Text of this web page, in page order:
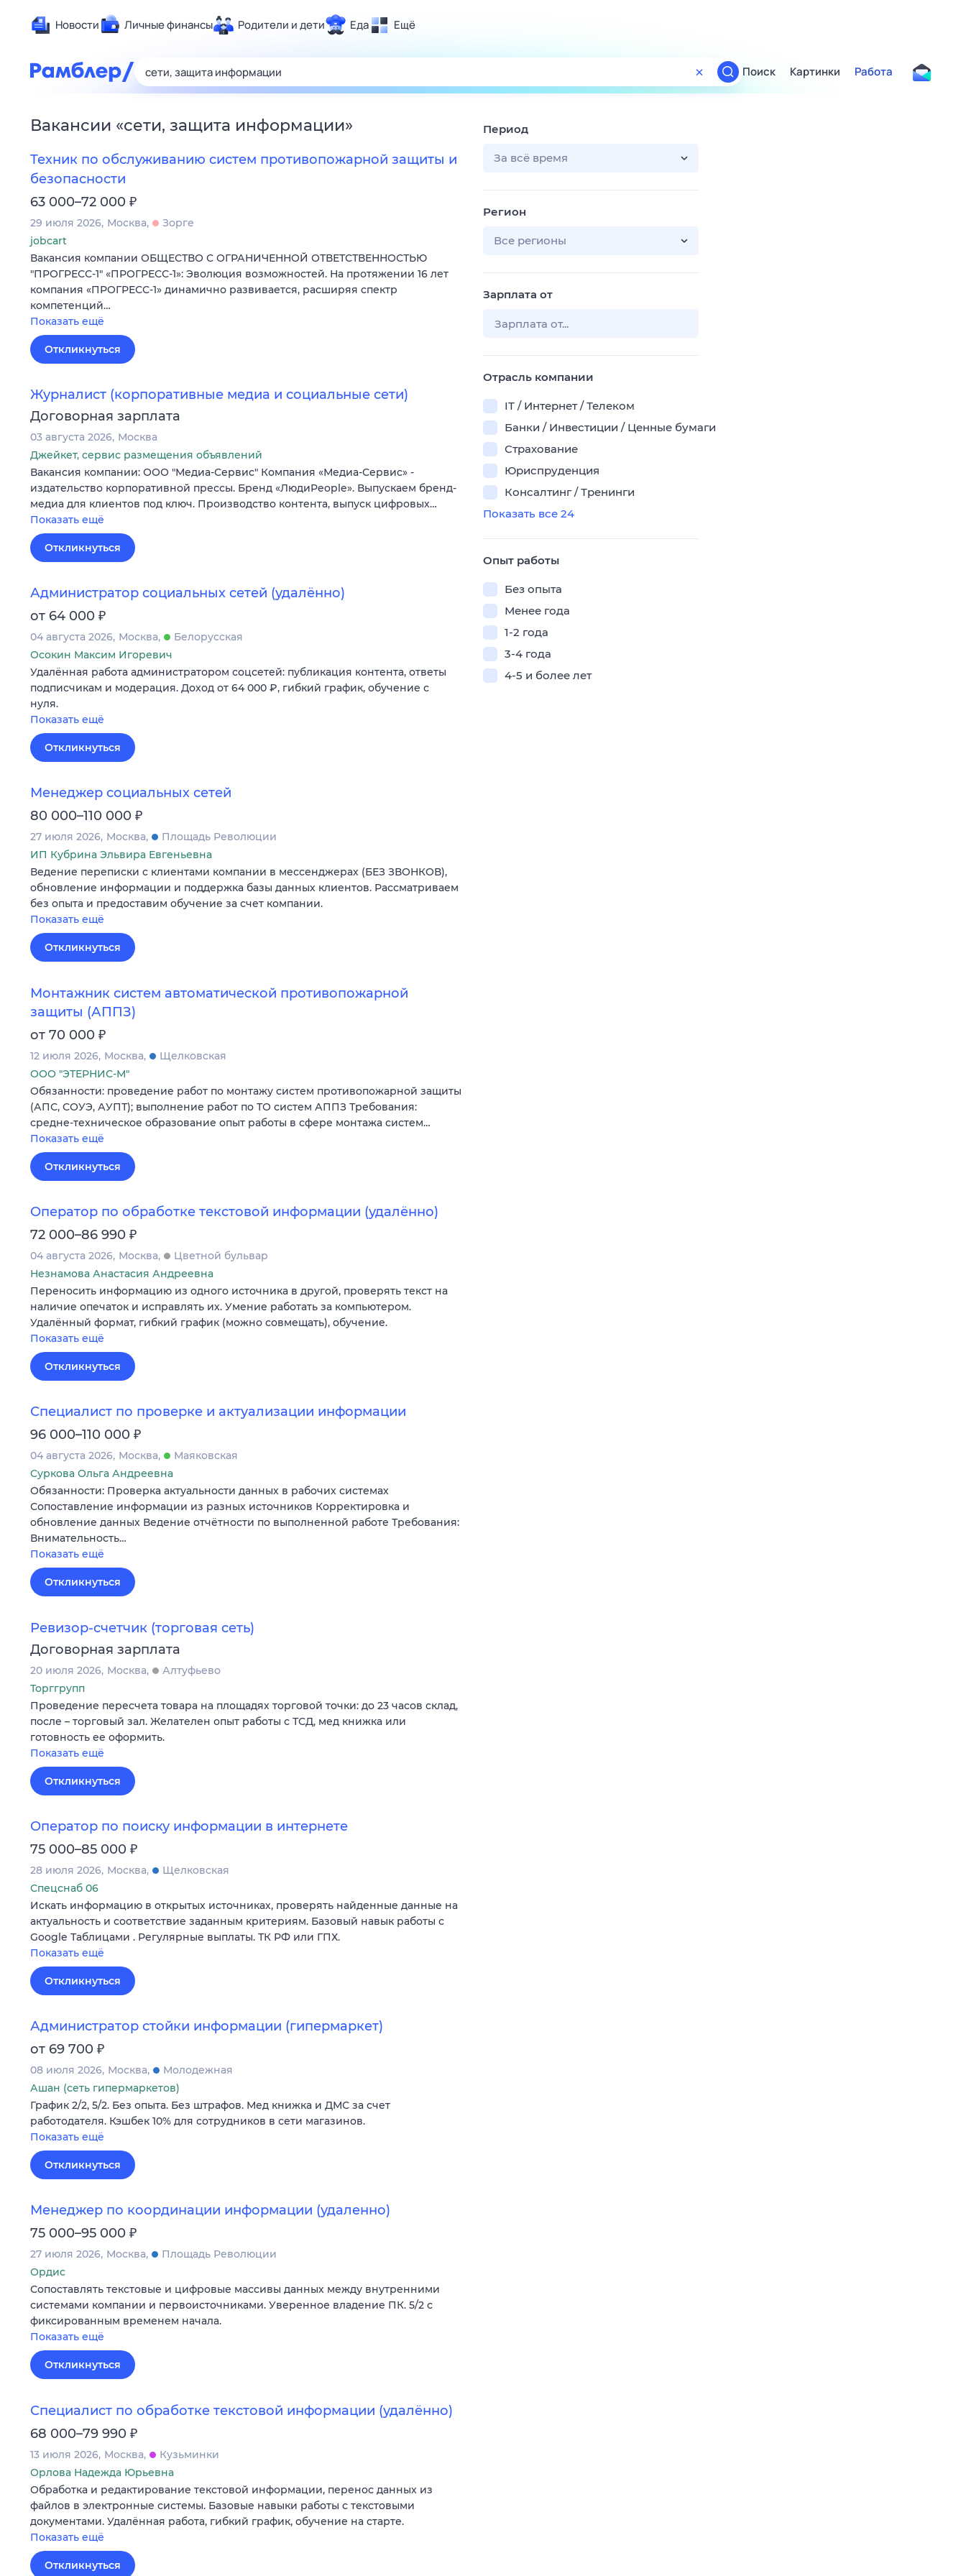
Новости Личные финансы Родители и дети Еда Ещё
Здоровье
Развлечения и отдых
Спорт
Карьера
Гороскопы
Поиск
ТВ-программа
Поиск Картинки Работа
Вакансии «сети, защита информации»
Техник по обслуживанию систем противопожарной защиты и
безопасности
63 000–72 000 ₽
29 июля 2026 Москва
Зорге
jobcart
Вакансия компании ОБЩЕСТВО С ОГРАНИЧЕННОЙ ОТВЕТСТВЕННОСТЬЮ
"ПРОГРЕСС-1" «ПРОГРЕСС-1»: Эволюция возможностей. На протяжении 16 лет
компания «ПРОГРЕСС-1» динамично развивается, расширяя спектр
компетенций…
Показать ещё
Откликнуться
Журналист (корпоративные медиа и социальные сети)
Договорная зарплата
03 августа 2026 Москва
Джейкет, сервис размещения объявлений
Вакансия компании: ООО "Медиа-Сервис" Компания «Медиа-Сервис» -
издательство корпоративной прессы. Бренд «ЛюдиPeople». Выпускаем бренд-
медиа для клиентов под ключ. Производство контента, выпуск цифровых…
Показать ещё
Откликнуться
Администратор социальных сетей (удалённо)
от 64 000 ₽
04 августа 2026 Москва
Белорусская
Осокин Максим Игоревич
Удалённая работа администратором соцсетей: публикация контента, ответы
подписчикам и модерация. Доход от 64 000 ₽, гибкий график, обучение с
нуля.
Показать ещё
Откликнуться
Менеджер социальных сетей
80 000–110 000 ₽
27 июля 2026 Москва
Площадь Революции
ИП Кубрина Эльвира Евгеньевна
Ведение переписки с клиентами компании в мессенджерах (БЕЗ ЗВОНКОВ),
обновление информации и поддержка базы данных клиентов. Рассматриваем
без опыта и предоставим обучение за счет компании.
Показать ещё
Откликнуться
Монтажник систем автоматической противопожарной
защиты (АППЗ)
от 70 000 ₽
12 июля 2026 Москва
Щелковская
ООО "ЭТЕРНИС-М"
Обязанности: проведение работ по монтажу систем противопожарной защиты
(АПС, СОУЭ, АУПТ); выполнение работ по ТО систем АППЗ Требования:
средне-техническое образование опыт работы в сфере монтажа систем…
Показать ещё
Откликнуться
Оператор по обработке текстовой информации (удалённо)
72 000–86 990 ₽
04 августа 2026 Москва
Цветной бульвар
Незнамова Анастасия Андреевна
Переносить информацию из одного источника в другой, проверять текст на
наличие опечаток и исправлять их. Умение работать за компьютером.
Удалённый формат, гибкий график (можно совмещать), обучение.
Показать ещё
Откликнуться
Специалист по проверке и актуализации информации
96 000–110 000 ₽
04 августа 2026 Москва
Маяковская
Суркова Ольга Андреевна
Обязанности: Проверка актуальности данных в рабочих системах
Сопоставление информации из разных источников Корректировка и
обновление данных Ведение отчётности по выполненной работе Требования:
Внимательность…
Показать ещё
Откликнуться
Ревизор-счетчик (торговая сеть)
Договорная зарплата
20 июля 2026 Москва
Алтуфьево
Торггрупп
Проведение пересчета товара на площадях торговой точки: до 23 часов склад,
после – торговый зал. Желателен опыт работы с ТСД, мед книжка или
готовность ее оформить.
Показать ещё
Откликнуться
Оператор по поиску информации в интернете
75 000–85 000 ₽
28 июля 2026 Москва
Щелковская
Спецснаб 06
Искать информацию в открытых источниках, проверять найденные данные на
актуальность и соответствие заданным критериям. Базовый навык работы с
Google Таблицами . Регулярные выплаты. ТК РФ или ГПХ.
Показать ещё
Откликнуться
Администратор стойки информации (гипермаркет)
от 69 700 ₽
08 июля 2026 Москва
Молодежная
Ашан (сеть гипермаркетов)
График 2/2, 5/2. Без опыта. Без штрафов. Мед книжка и ДМС за счет
работодателя. Кэшбек 10% для сотрудников в сети магазинов.
Показать ещё
Откликнуться
Менеджер по координации информации (удаленно)
75 000–95 000 ₽
27 июля 2026 Москва
Площадь Революции
Ордис
Сопоставлять текстовые и цифровые массивы данных между внутренними
системами компании и первоисточниками. Уверенное владение ПК. 5/2 с
фиксированным временем начала.
Показать ещё
Откликнуться
Специалист по обработке текстовой информации (удалённо)
68 000–79 990 ₽
13 июля 2026 Москва
Кузьминки
Орлова Надежда Юрьевна
Обработка и редактирование текстовой информации, перенос данных из
файлов в электронные системы. Базовые навыки работы с текстовыми
документами. Удалённая работа, гибкий график, обучение на старте.
Показать ещё
Откликнуться
Период
За всё время
Регион
Все регионы
Зарплата от
Отрасль компании
IT / Интернет / Телеком
Банки / Инвестиции / Ценные бумаги
Страхование
Юриспруденция
Консалтинг / Тренинги
Показать все 24
Опыт работы
Без опыта
Менее года
1-2 года
3-4 года
4-5 и более лет